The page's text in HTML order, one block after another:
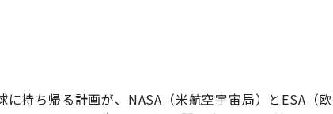
に持ち帰る計画が、NASA（米航空宇宙局）とESA（